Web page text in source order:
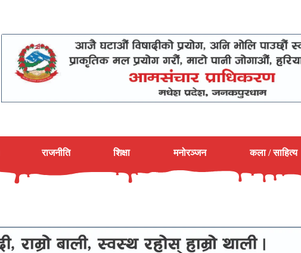
राजनीति शिक्षा मनोरञ्जन कला / साहित्य